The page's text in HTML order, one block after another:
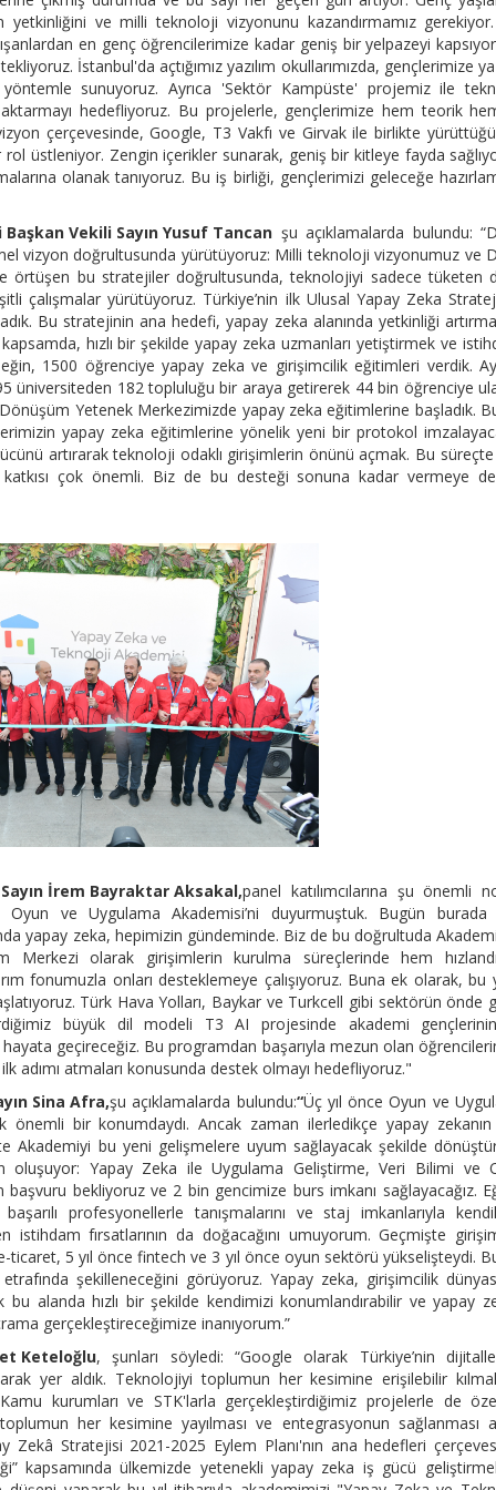
yetkinliğini ve milli teknoloji vizyonunu kazandırmamız
en genç öğrencilerimize kadar geniş bir yelpazeyi
İstanbul'da açtığımız yazılım okullarımızda, gençlerimize
sunuyoruz. Ayrıca 'Sektör Kampüste' projemiz ile
hedefliyoruz. Bu projelerle, gençlerimize hem teorik
çerçevesinde, Google, T3 Vakfı ve Girvak ile birlikte
üstleniyor. Zengin içerikler sunarak, geniş bir kitleye fayda
olanak tanıyoruz. Bu iş birliği, gençlerimizi geleceğe
Vekili Sayın Yusuf Tancan şu açıklamalarda bulundu:
vizyon doğrultusunda yürütüyoruz: Milli teknoloji vizyonumuz ve
örtüşen bu stratejiler doğrultusunda, teknolojiyi sadece tüketen
çalışmalar yürütüyoruz. Türkiye’nin ilk Ulusal Yapay Zeka
Bu stratejinin ana hedefi, yapay zeka alanında yetkinliği
hızlı bir şekilde yapay zeka uzmanları yetiştirmek ve
1500 öğrenciye yapay zeka ve girişimcilik eğitimleri verdik.
üniversiteden 182 topluluğu bir araya getirerek 44 bin öğrenciye
Yetenek Merkezimizde yapay zeka eğitimlerine başladık.
yapay zeka eğitimlerine yönelik yeni bir protokol
artırarak teknoloji odaklı girişimlerin önünü açmak. Bu
katkısı çok önemli. Biz de bu desteği sonuna kadar vermeye
Sayın İrem Bayraktar Aksakal,panel katılımcılarına şu önemli
Oyun ve Uygulama Akademisi’ni duyurmuştuk. Bugün burada
yapay zeka, hepimizin gündeminde. Biz de bu doğrultuda
Merkezi olarak girişimlerin kurulma süreçlerinde hem
fonumuzla onları desteklemeye çalışıyoruz. Buna ek olarak, bu
Türk Hava Yolları, Baykar ve Turkcell gibi sektörün önde
büyük dil modeli T3 AI projesinde akademi
geçireceğiz. Bu programdan başarıyla mezun olan
adımı atmaları konusunda destek olmayı hedefliyoruz."
Sina Afra,şu açıklamalarda bulundu:“Üç yıl önce Oyun ve
önemli bir konumdaydı. Ancak zaman ilerledikçe yapay zekanın
Akademiyi bu yeni gelişmelere uyum sağlayacak şekilde
oluşuyor: Yapay Zeka ile Uygulama Geliştirme, Veri Bilimi ve
bekliyoruz ve 2 bin gencimize burs imkanı sağlayacağız.
başarılı profesyonellerle tanışmalarını ve staj imkanlarıyla
fırsatlarının da doğacağını umuyorum. Geçmişte
ticaret, 5 yıl önce fintech ve 3 yıl önce oyun sektörü yükselişteydi.
şekilleneceğini görüyoruz. Yapay zeka, girişimcilik
alanda hızlı bir şekilde kendimizi konumlandırabilir ve yapay
gerçekleştireceğimize inanıyorum.”
Keteloğlu, şunları söyledi: “Google olarak Türkiye’nin
yer aldık. Teknolojiyi toplumun her kesimine erişilebilir
kurumları ve STK'larla gerçekleştirdiğimiz projelerle de
her kesimine yayılması ve entegrasyonun sağlanması
Zekâ Stratejisi 2021-2025 Eylem Planı'nın ana hedefleri
kapsamında ülkemizde yetenekli yapay zeka iş gücü